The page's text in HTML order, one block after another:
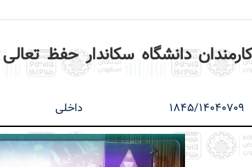
دانشگاه سکاندار حفظ
1845/14040709
داخلی